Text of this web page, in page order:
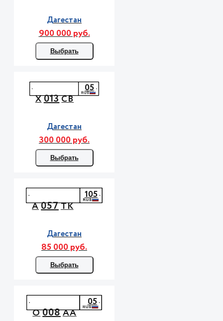
Дагестан
900 000 руб.
Выбрать
Х013СВ
05
Дагестан
300 000 руб.
Выбрать
А057ТК
105
Дагестан
85 000 руб.
Выбрать
О008АА
05